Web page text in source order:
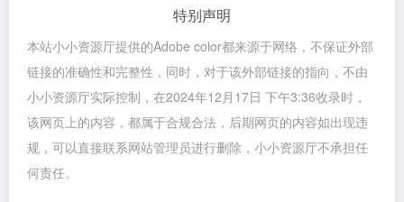
特别声明
本站小小资源厅提供的Adobe color都来源于网络，不保证外部
链接的准确性和完整性，同时，对于该外部链接的指向，不由
小小资源厅实际控制，在2024年12月17日 下午3:36收录时，
该网页上的内容，都属于合规合法，后期网页的内容如出现违
规，可以直接联系网站管理员进行删除，小小资源厅不承担任
何责任。